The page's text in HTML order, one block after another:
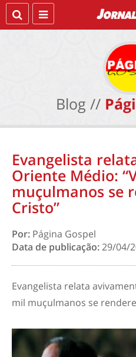
Blog //
Evangelista
Oriente Médio:
muçulmanos se
Cristo”
Por: Página Gospel
Data de publicação:29/04/
Evangelista relata
mil muçulmanos se